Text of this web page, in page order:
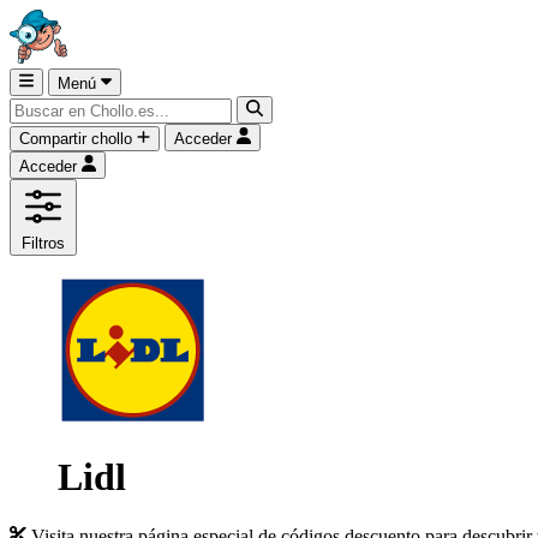
Menú
Compartir chollo
Acceder
Acceder
Filtros
Lidl